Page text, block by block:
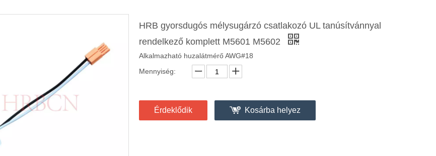
HRB gyorsdugós mélysugárzó csatlakozó UL tanúsítvánnyal
rendelkező komplett M5601 M5602
Alkalmazható huzalátmérő AWG#18
Mennyiség:
Érdeklődik Kosárba helyez